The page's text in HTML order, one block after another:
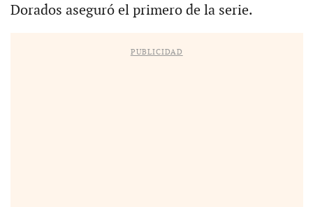
Dorados aseguró el primero de la serie.
PUBLICIDAD